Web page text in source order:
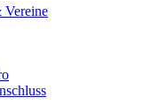
Vereine